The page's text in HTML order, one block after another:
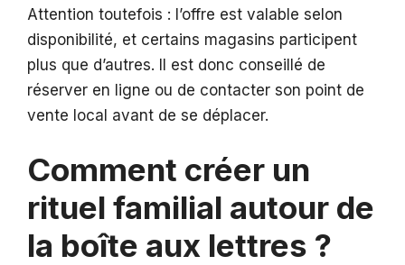
Attention toutefois : l’offre est valable selon
disponibilité, et certains magasins participent
plus que d’autres. Il est donc conseillé de
réserver en ligne ou de contacter son point de
vente local avant de se déplacer.
Comment créer un
rituel familial autour de
la boîte aux lettres ?